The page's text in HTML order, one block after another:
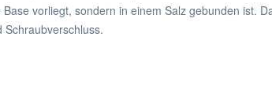
vorliegt, sondern in einem Salz gebunden ist.
Schraubverschluss.